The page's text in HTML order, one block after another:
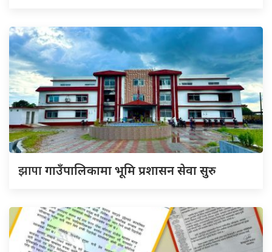
झापागाउँपालिकामा भूमि प्रशासन सेवा सुरु